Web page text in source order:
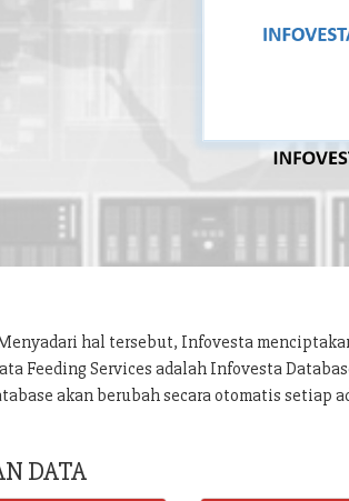
hal tersebut, Infovesta
Feeding Services adalah Infovesta
akan berubah secara otomatis setiap
DATA